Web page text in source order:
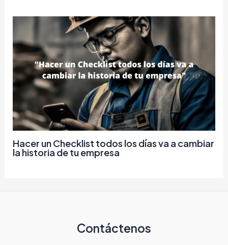
Hacer un Checklist todos los días va a cambiar
la historia de tu empresa
Contáctenos